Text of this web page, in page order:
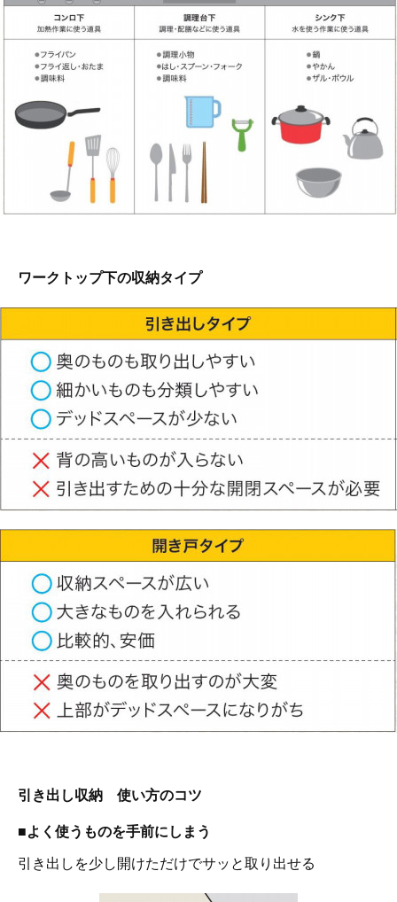
ワークトップ下の収納タイプ
引き出し収納 使い方のコツ
■よく使うものを手前にしまう
引き出しを少し開けただけでサッと取り出せる